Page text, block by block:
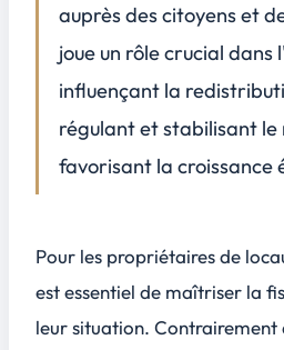
Se préparer à un éventuel contrôle
Conclusion
auprès des citoyens et
joue un rôle crucial dans
influençant la
régulant et stabilisant le
favorisant la croissance
Pour les propriétaires de
est essentiel de maîtriser la
leur situation. Contrairement